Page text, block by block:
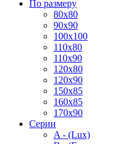
По размеру
80x80
90x90
100x100
110x80
110x90
120x80
120x90
150x85
160x85
170x90
Серии
A - (Lux)